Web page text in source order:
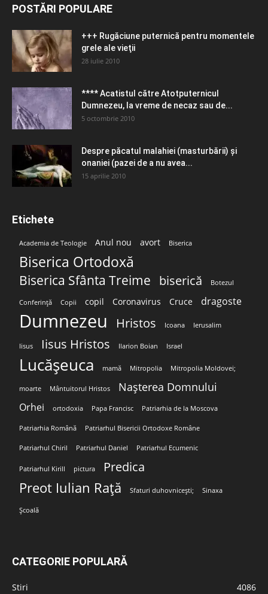
POSTĂRI POPULARE
+++ Rugăciune puternică pentru momentele
grele ale vieţii
28 iulie 2010
**** Acatistul către Atotputernicul
Dumnezeu, la vreme de necaz sau de...
5 octombrie 2010
Despre păcatul malahiei (masturbării) şi
onaniei (pazei de a nu avea...
15 aprilie 2010
Etichete
Academia de Teologie Anul nou avort Biserica
Biserica Ortodoxă
Biserica Sfânta Treime biserică Botezul
Conferință Copii copil Coronavirus Cruce dragoste
Dumnezeu Hristos Icoana Ierusalim
Iisus Iisus Hristos Ilarion Boian Israel
Lucășeuca mamă Mitropolia Mitropolia Moldovei;
moarte Mântuitorul Hristos Nașterea Domnului
Orhei ortodoxia Papa Francisc Patriarhia de la Moscova
Patriarhia Română Patriarhul Bisericii Ortodoxe Române
Patriarhul Chiril Patriarhul Daniel Patriarhul Ecumenic
Patriarhul Kirill pictura Predica
Preot Iulian Rață Sfaturi duhovnicești; Sinaxa
Școală
CATEGORIE POPULARĂ
Stiri
4086